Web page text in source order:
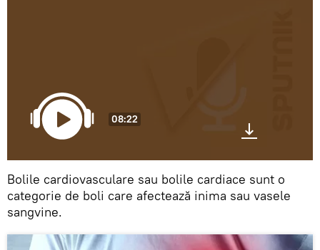
08:22
Bolile cardiovasculare sau bolile cardiace sunt o
categorie de boli care afectează inima sau vasele
sangvine.